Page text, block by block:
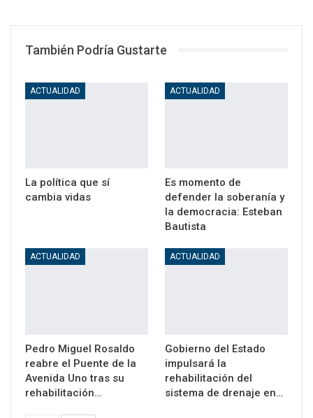
También Podría Gustarte
ACTUALIDAD
La política que sí
cambia vidas
ACTUALIDAD
Es momento de
defender la soberanía y
la democracia: Esteban
Bautista
ACTUALIDAD
Pedro Miguel Rosaldo
reabre el Puente de la
Avenida Uno tras su
rehabilitación…
ACTUALIDAD
Gobierno del Estado
impulsará la
rehabilitación del
sistema de drenaje en…